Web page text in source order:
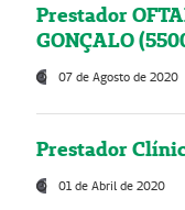
Prestador
GONÇALO
07 de Agosto de 2020
Prestador
01 de Abril de 2020